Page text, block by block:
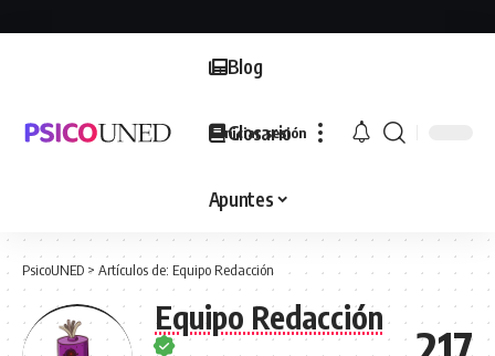
Blog
Glosario
Apuntes
Iniciar sesión
PsicoUNED > Artículos de: Equipo Redacción
Equipo Redacción